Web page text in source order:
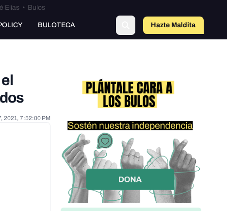
Elías • Bulos
BULOTECA Hazte Maldito
a
2021, 7:52:00 PM